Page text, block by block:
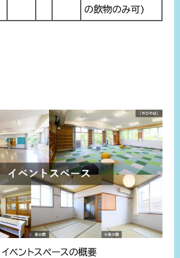
の飲物のみ可)
イベントスペースの概要